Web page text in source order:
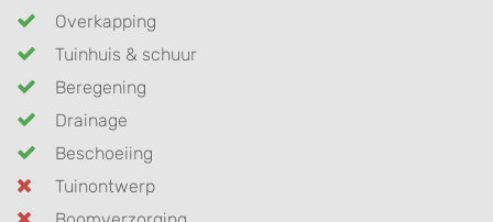
Overkapping
Tuinhuis & schuur
Beregening
Drainage
Beschoeiing
Tuinontwerp